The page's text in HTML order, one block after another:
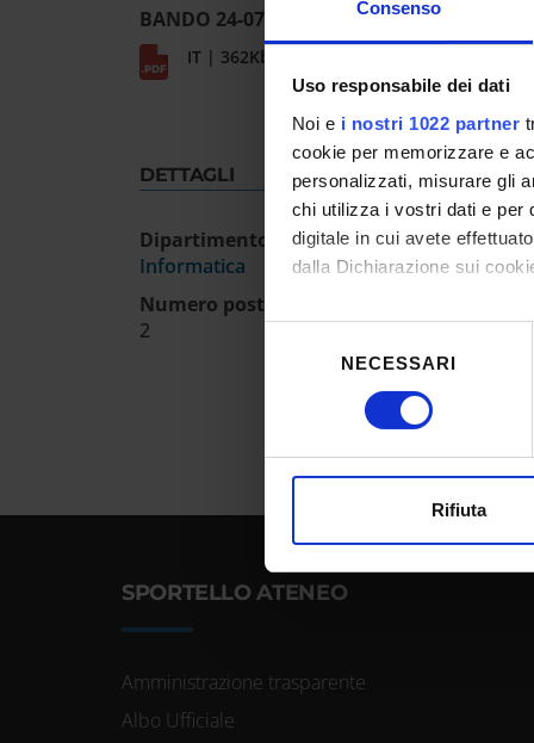
Consenso
Uso responsabile dei dati
Noi e i nostri 1022 partner
cookie per memorizzare e
personalizzati, misurare gli
chi utilizza i vostri dati e per
digitale in cui avete
dalla Dichiarazione sui
Con il tuo consenso,
raccogliere
Approfondisci come
Utilizziamo i cookie per
che hanno raccolto dal tuo
NECESSARI
Rifiuta
BANDO 24-075
IT | 362Kb
DETTAGLI
Dipartimento
Informatica
Numero posti
2
SPORTELLO ATENEO
Amministrazione trasparente
Albo Ufficiale